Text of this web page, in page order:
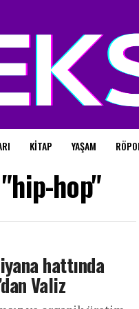
KITAP YAŞAM
hop"
hattında
Valiz